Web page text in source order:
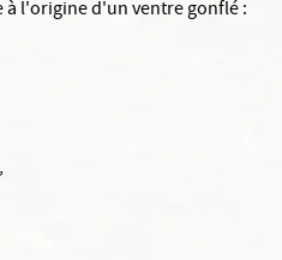
à l'origine d'un ventre gonflé :
,